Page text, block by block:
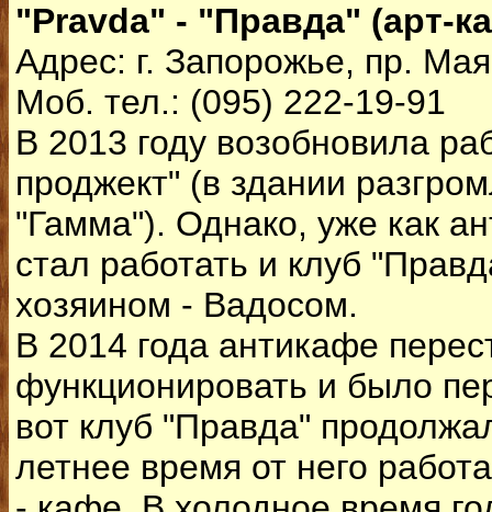
"Pravda" - "Правда" (арт-
Адрес: г. Запорожье, пр.
Моб. тел.: (095) 222-19-91
В 2013 году возобновила
проджект" (в здании
"Гамма"). Однако, уже как
стал работать и клуб
хозяином - Вадосом.
В 2014 года антикафе
функционировать и было
вот клуб "Правда"
летнее время от него